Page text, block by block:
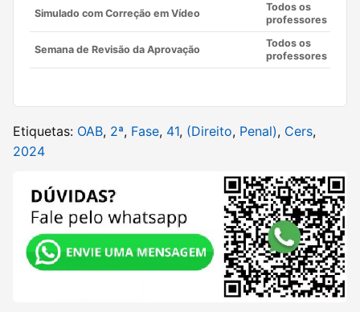
Simulado com Correção em Vídeo
Todos os
professores
Semana de Revisão da Aprovação
Todos os
professores
Etiquetas: OAB, 2ª, Fase, 41, (Direito, Penal), Cers,
2024